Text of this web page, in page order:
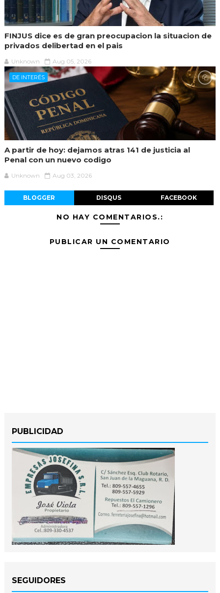
FINJUS dice es de gran preocupacion la situacion de
privados delibertad en el pais
Unknown Aug 05, 2026
DE INTERÉS
A partir de hoy: dejamos atras 141 de justicia al
Penal con un nuevo codigo
Unknown Aug 03, 2026
BLOGGER DISQUS FACEBOOK
NO HAY COMENTARIOS.:
PUBLICAR UN COMENTARIO
PUBLICIDAD
SEGUIDORES